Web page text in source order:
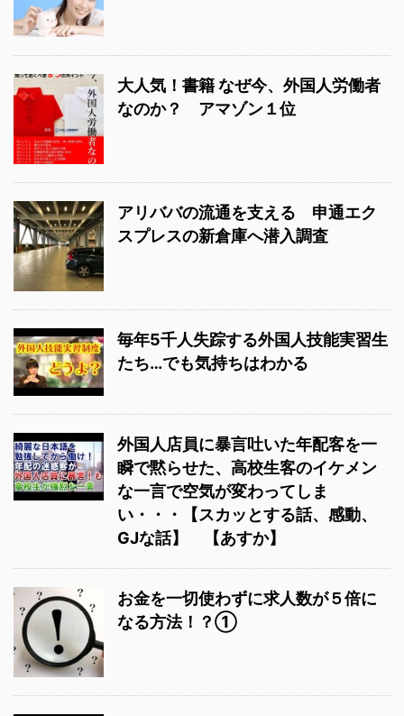
大人気！書籍 なぜ今、外国人労働者
なのか？ アマゾン１位
アリババの流通を支える 申通エク
スプレスの新倉庫へ潜入調査
毎年5千人失踪する外国人技能実習生
たち…でも気持ちはわかる
外国人店員に暴言吐いた年配客を一
瞬で黙らせた、高校生客のイケメン
な一言で空気が変わってしま
い・・・【スカッとする話、感動、
GJな話】 【あすか】
お金を一切使わずに求人数が５倍に
なる方法！？①